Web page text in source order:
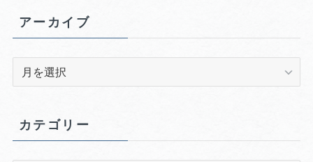
アーカイブ
ア
イ
ブ
カテゴリー